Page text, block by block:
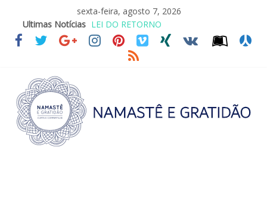
sexta-feira, agosto 7, 2026
Ultimas Notícias LEI DO RETORNO
O ATO DE ABRAÇAR
SAGRADA FAMÍLIA – MAIA SOMEL
VALE A PENA CULTIVAR A GENTILEZA?